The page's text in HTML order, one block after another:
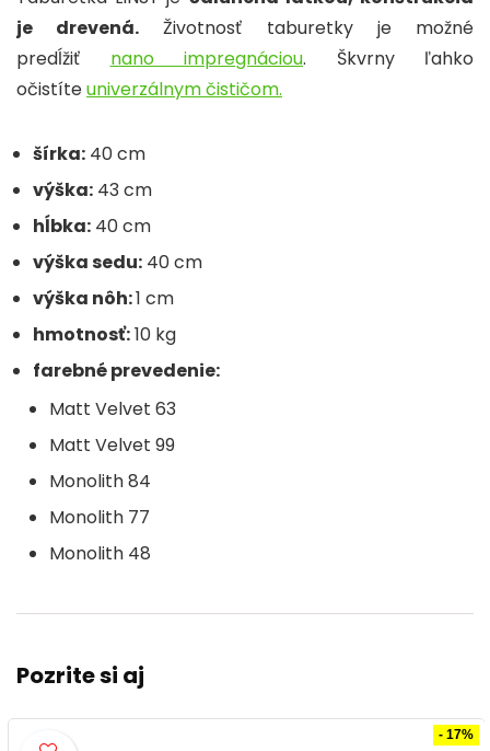
je drevená.
Životnosť taburetkyje možné
predĺžiť nano impregnáciou. Škvrny ľahko
očistíteuniverzálnym čističom.
šírka: 40 cm
výška: 43 cm
hĺbka: 40 cm
výška sedu: 40 cm
výška nôh:1 cm
hmotnosť:10 kg
farebné prevedenie:
Matt Velvet 63
Matt Velvet 99
Monolith 84
Monolith 77
Monolith 48
Pozrite si aj
- 17%